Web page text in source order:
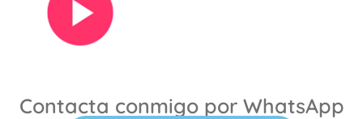
Contacta conmigo por WhatsApp